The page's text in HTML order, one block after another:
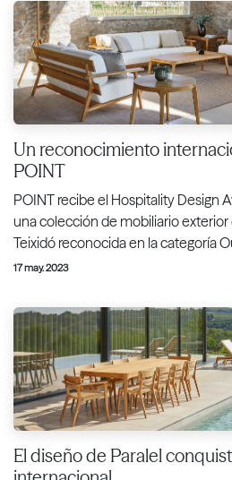
Un reconocimiento
POINT
POINT recibe el Hospitality Design
una colección de mobiliario
Teixidó reconocida en la categoría
17 may. 2023
El diseño de Paralel